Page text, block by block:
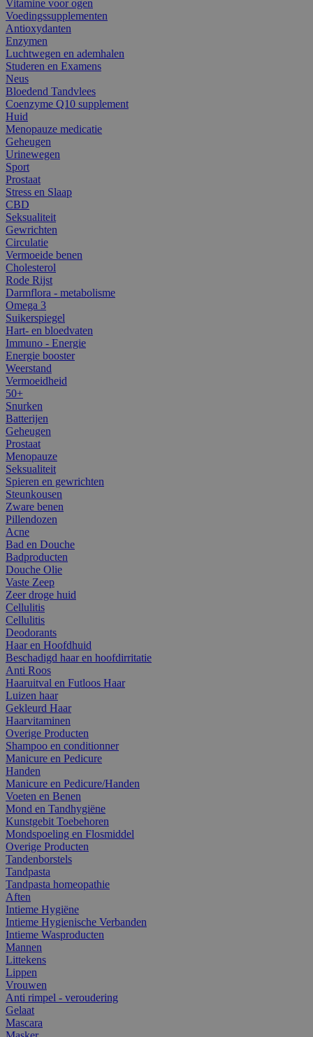
Vitamine voor ogen
Voedingssupplementen
Antioxydanten
Enzymen
Luchtwegen en ademhalen
Studeren en Examens
Neus
Bloedend Tandvlees
Coenzyme Q10 supplement
Huid
Menopauze medicatie
Geheugen
Urinewegen
Sport
Prostaat
Stress en Slaap
CBD
Seksualiteit
Gewrichten
Circulatie
Vermoeide benen
Cholesterol
Rode Rijst
Darmflora - metabolisme
Omega 3
Suikerspiegel
Hart- en bloedvaten
Immuno - Energie
Energie booster
Weerstand
Vermoeidheid
50+
Snurken
Batterijen
Geheugen
Prostaat
Menopauze
Seksualiteit
Spieren en gewrichten
Steunkousen
Zware benen
Pillendozen
Acne
Bad en Douche
Badproducten
Douche Olie
Vaste Zeep
Zeer droge huid
Cellulitis
Cellulitis
Deodorants
Haar en Hoofdhuid
Beschadigd haar en hoofdirritatie
Anti Roos
Haaruitval en Futloos Haar
Luizen haar
Gekleurd Haar
Haarvitaminen
Overige Producten
Shampoo en conditionner
Manicure en Pedicure
Handen
Manicure en Pedicure/Handen
Voeten en Benen
Mond en Tandhygiëne
Kunstgebit Toebehoren
Mondspoeling en Flosmiddel
Overige Producten
Tandenborstels
Tandpasta
Tandpasta homeopathie
Aften
Intieme Hygiëne
Intieme Hygienische Verbanden
Intieme Wasproducten
Mannen
Littekens
Lippen
Vrouwen
Anti rimpel - veroudering
Gelaat
Mascara